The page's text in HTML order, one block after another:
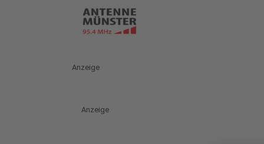
Anzeige
Anzeige